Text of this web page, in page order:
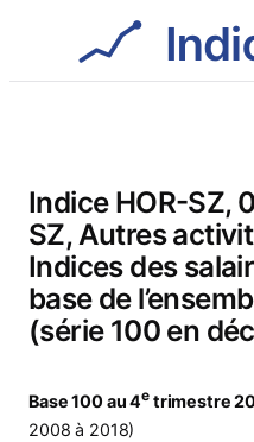
Indice HOR-SZ,
SZ, Autres
Indices des
base de
(série 100 en
Base 100 au 4e trimestre
2008 à 2018)